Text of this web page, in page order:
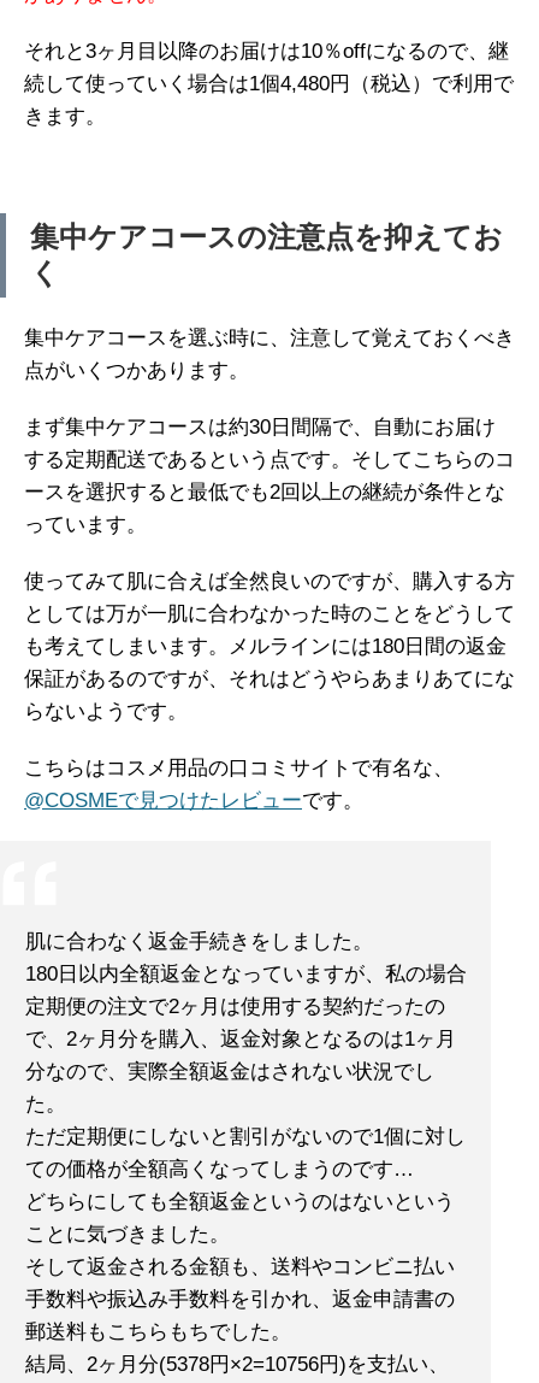
それと3ヶ月目以降のお届けは10％offになるので、継
続して使っていく場合は1個4,480円（税込）で利用で
きます。
集中ケアコースの注意点を抑えてお
く
集中ケアコースを選ぶ時に、注意して覚えておくべき
点がいくつかあります。
まず集中ケアコースは約30日間隔で、自動にお届け
する定期配送であるという点です。そしてこちらのコ
ースを選択すると最低でも2回以上の継続が条件とな
っています。
使ってみて肌に合えば全然良いのですが、購入する方
としては万が一肌に合わなかった時のことをどうして
も考えてしまいます。メルラインには180日間の返金
保証があるのですが、それはどうやらあまりあてにな
らないようです。
こちらはコスメ用品の口コミサイトで有名な、
@COSMEで見つけたレビューです。
肌に合わなく返金手続きをしました。
180日以内全額返金となっていますが、私の場合
定期便の注文で2ヶ月は使用する契約だったの
で、2ヶ月分を購入、返金対象となるのは1ヶ月
分なので、実際全額返金はされない状況でし
た。
ただ定期便にしないと割引がないので1個に対し
ての価格が全額高くなってしまうのです…
どちらにしても全額返金というのはないという
ことに気づきました。
そして返金される金額も、送料やコンビニ払い
手数料や振込み手数料を引かれ、返金申請書の
郵送料もこちらもちでした。
結局、2ヶ月分(5378円×2=10756円)を支払い、